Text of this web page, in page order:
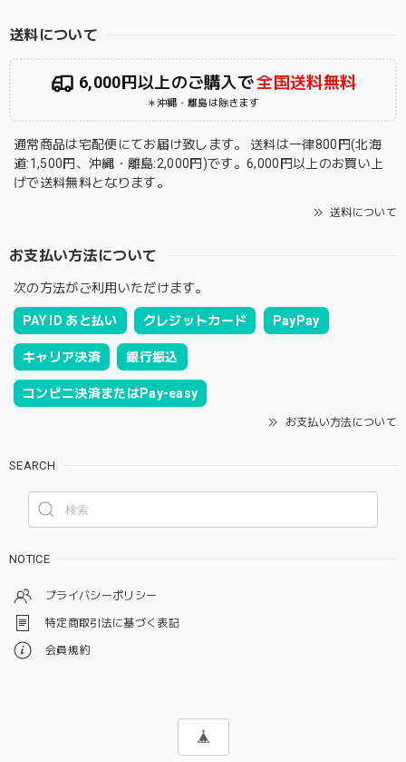
送料について
6,000円以上のご購入で全国送料無料
＊沖縄・離島は除きます
通常商品は宅配便にてお届け致します。 送料は一律800円(北海
道:1,500円、沖縄・離島:2,000円)です。6,000円以上のお買い上
げで送料無料となります。
送料について
お支払い方法について
次の方法がご利用いただけます。
PAY ID あと払い クレジットカード PayPay
キャリア決済 銀行振込
コンビニ決済またはPay-easy
お支払い方法について
SEARCH
NOTICE
プライバシーポリシー
特定商取引法に基づく表記
会員規約